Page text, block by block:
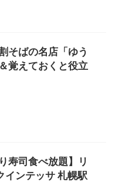
そばの名店「ゆう
覚えておくと役立
寿司食べ放題】リ
インテッサ 札幌駅